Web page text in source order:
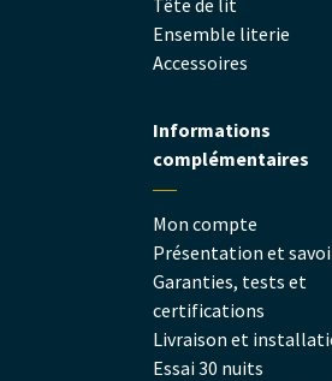
Ensemble literie
Accessoires
Informations
complémentaires
Mon compte
Présentation et
Garanties, tests et
certifications
Livraison et
Essai 30 nuits